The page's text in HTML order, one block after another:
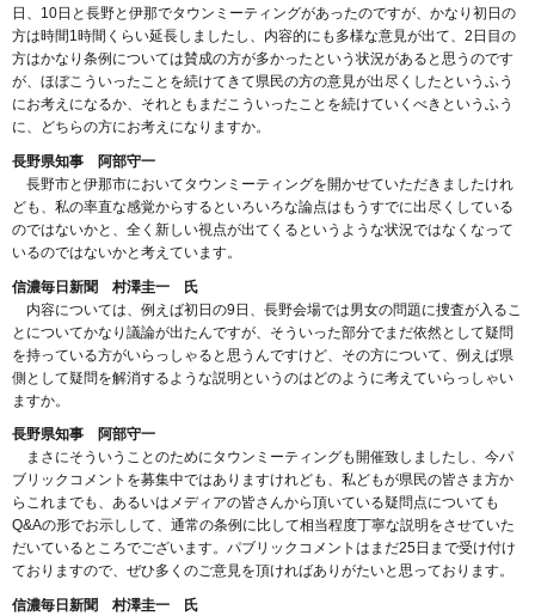
日、10日と長野と伊那でタウンミーティングがあったのですが、かなり初日の
方は時間1時間くらい延長しましたし、内容的にも多様な意見が出て、2日目の
方はかなり条例については賛成の方が多かったという状況があると思うのです
が、ほぼこういったことを続けてきて県民の方の意見が出尽くしたというふう
にお考えになるか、それともまだこういったことを続けていくべきというふう
に、どちらの方にお考えになりますか。
長野県知事 阿部守一
長野市と伊那市においてタウンミーティングを開かせていただきましたけれ
ども、私の率直な感覚からするといろいろな論点はもうすでに出尽くしている
のではないかと、全く新しい視点が出てくるというような状況ではなくなって
いるのではないかと考えています。
信濃毎日新聞 村澤圭一 氏
内容については、例えば初日の9日、長野会場では男女の問題に捜査が入るこ
とについてかなり議論が出たんですが、そういった部分でまだ依然として疑問
を持っている方がいらっしゃると思うんですけど、その方について、例えば県
側として疑問を解消するような説明というのはどのように考えていらっしゃい
ますか。
長野県知事 阿部守一
まさにそういうことのためにタウンミーティングも開催致しましたし、今パ
ブリックコメントを募集中ではありますけれども、私どもが県民の皆さま方か
らこれまでも、あるいはメディアの皆さんから頂いている疑問点についても
Q&Aの形でお示しして、通常の条例に比して相当程度丁寧な説明をさせていた
だいているところでございます。パブリックコメントはまだ25日まで受け付け
ておりますので、ぜひ多くのご意見を頂ければありがたいと思っております。
信濃毎日新聞 村澤圭一 氏